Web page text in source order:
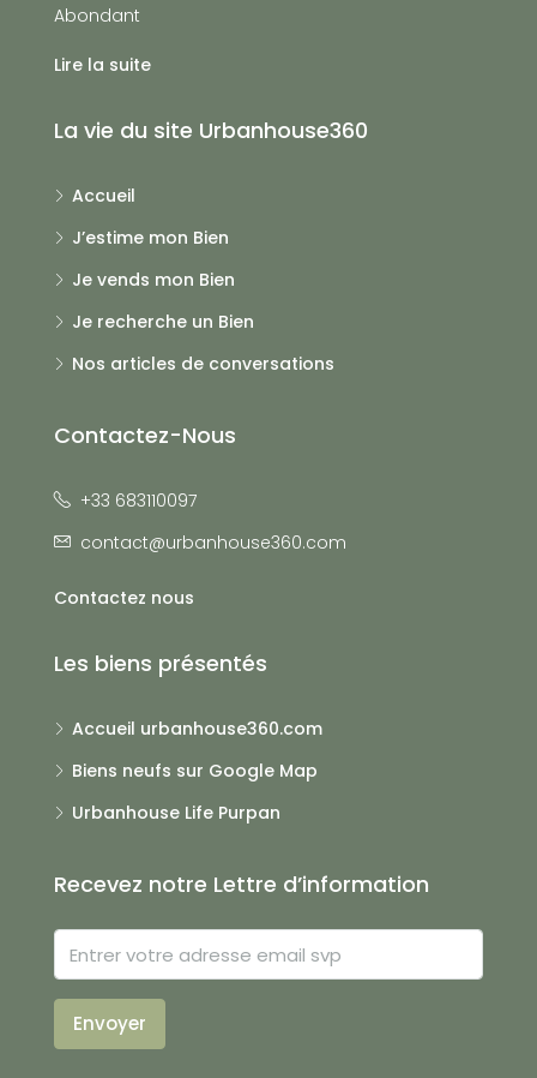
Abondant
Lire la suite
La vie du site Urbanhouse360
Accueil
J’estime mon Bien
Je vends mon Bien
Je recherche un Bien
Nos articles de conversations
Contactez-Nous
+33 683110097
contact@urbanhouse360.com
Contactez nous
Les biens présentés
Accueil urbanhouse360.com
Biens neufs sur Google Map
Urbanhouse Life Purpan
Recevez notre Lettre d’information
Envoyer